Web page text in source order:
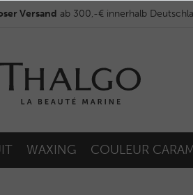
Versand ab 300,-€ innerhalb
WAXING COULEUR